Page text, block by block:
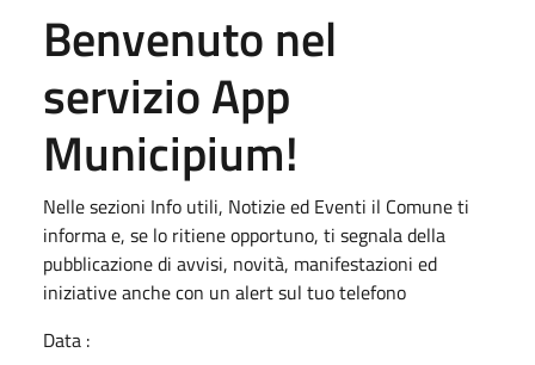
Benvenuto nel
servizio App
Municipium!
Nelle sezioni Info utili, Notizie ed Eventi il Comune ti
informa e, se lo ritiene opportuno, ti segnala della
pubblicazione di avvisi, novità, manifestazioni ed
iniziative anche con un alert sul tuo telefono
Data :